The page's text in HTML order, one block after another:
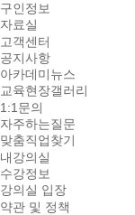
구인정보
자료실
고객센터
공지사항
아카데미뉴스
교육현장갤러리
1:1문의
자주하는질문
맞춤직업찾기
내강의실
수강정보
강의실 입장
약관 및 정책